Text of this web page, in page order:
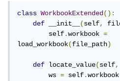
class WorkbookExtended():
def
__init__(self,
        self
.workbook =
load_workbook(file_path)
def locate_value(self,
        ws
= self.